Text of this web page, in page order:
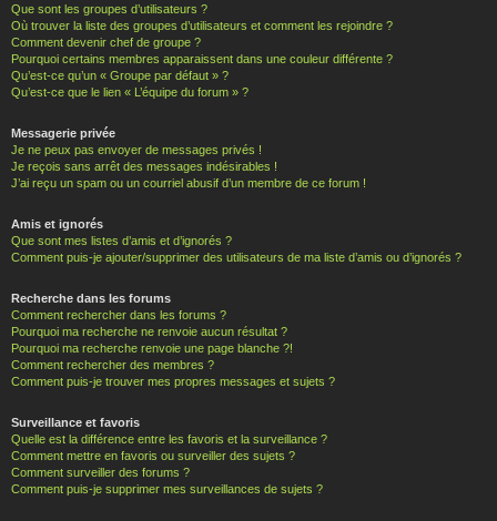
Que sont les groupes d’utilisateurs ?
Où trouver la liste des groupes d’utilisateurs et comment les rejoindre ?
Comment devenir chef de groupe ?
Pourquoi certains membres apparaissent dans une couleur différente ?
Qu’est-ce qu’un « Groupe par défaut » ?
Qu’est-ce que le lien « L’équipe du forum » ?
Messagerie privée
Je ne peux pas envoyer de messages privés !
Je reçois sans arrêt des messages indésirables !
J’ai reçu un spam ou un courriel abusif d’un membre de ce forum !
Amis et ignorés
Que sont mes listes d’amis et d’ignorés ?
Comment puis-je ajouter/supprimer des utilisateurs de ma liste d’amis ou d’ignorés ?
Recherche dans les forums
Comment rechercher dans les forums ?
Pourquoi ma recherche ne renvoie aucun résultat ?
Pourquoi ma recherche renvoie une page blanche ?!
Comment rechercher des membres ?
Comment puis-je trouver mes propres messages et sujets ?
Surveillance et favoris
Quelle est la différence entre les favoris et la surveillance ?
Comment mettre en favoris ou surveiller des sujets ?
Comment surveiller des forums ?
Comment puis-je supprimer mes surveillances de sujets ?